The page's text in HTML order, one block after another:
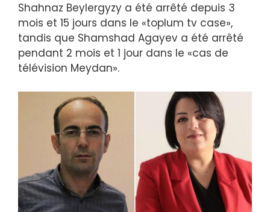
Shahnaz Beylergyzy a été arrêté depuis 3
mois et 15 jours dans le «toplum tv case»,
tandis que Shamshad Agayev a été arrêté
pendant 2 mois et 1 jour dans le «cas de
télévision Meydan».